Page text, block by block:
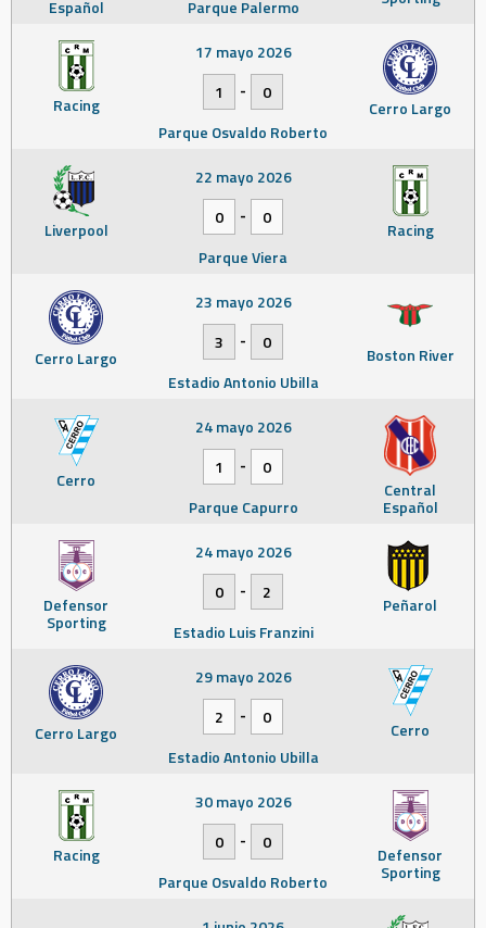
Español
Parque Palermo
Racing Cerro Largo
17 mayo 2026
1
-
0
Parque Osvaldo Roberto
Liverpool Racing
22 mayo 2026
0
-
0
Parque Viera
Cerro Largo Boston River
23 mayo 2026
3
-
0
Estadio Antonio Ubilla
Cerro Central
Español
24 mayo 2026
1
-
0
Parque Capurro
Defensor
Sporting
Peñarol
24 mayo 2026
0
-
2
Estadio Luis Franzini
Cerro Largo Cerro
29 mayo 2026
2
-
0
Estadio Antonio Ubilla
Racing Defensor
Sporting
30 mayo 2026
0
-
0
Parque Osvaldo Roberto